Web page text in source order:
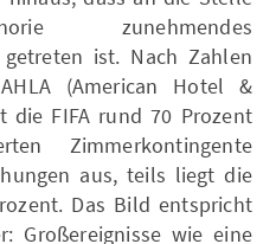
zunehmendes
getreten ist. Nach Zahlen
(American Hotel &
die FIFA rund 70 Prozent
Zimmerkontingente
aus, teils liegt die
Das Bild entspricht
Großereignisse wie eine